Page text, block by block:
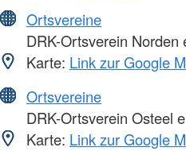
Ortsvereine
DRK-Ortsverein Norden
Karte: Link zur Google
Ortsvereine
DRK-Ortsverein Osteel
Karte: Link zur Google